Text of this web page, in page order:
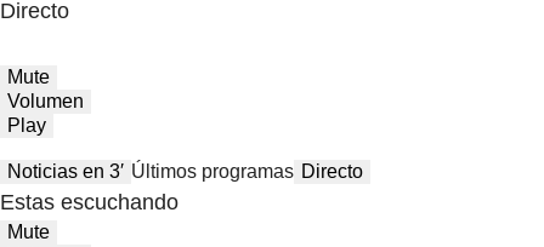
Directo
Mute
Volumen
Play
Noticias en 3′ Últimos programas Directo
Estas escuchando
Mute